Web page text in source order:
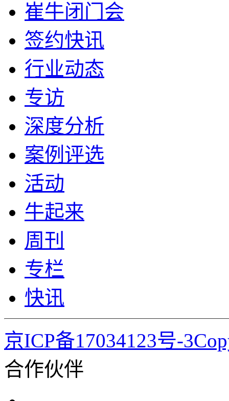
崔牛闭门会
签约快讯
行业动态
专访
深度分析
案例评选
活动
牛起来
周刊
专栏
快讯
京ICP备17034123号-
合作伙伴